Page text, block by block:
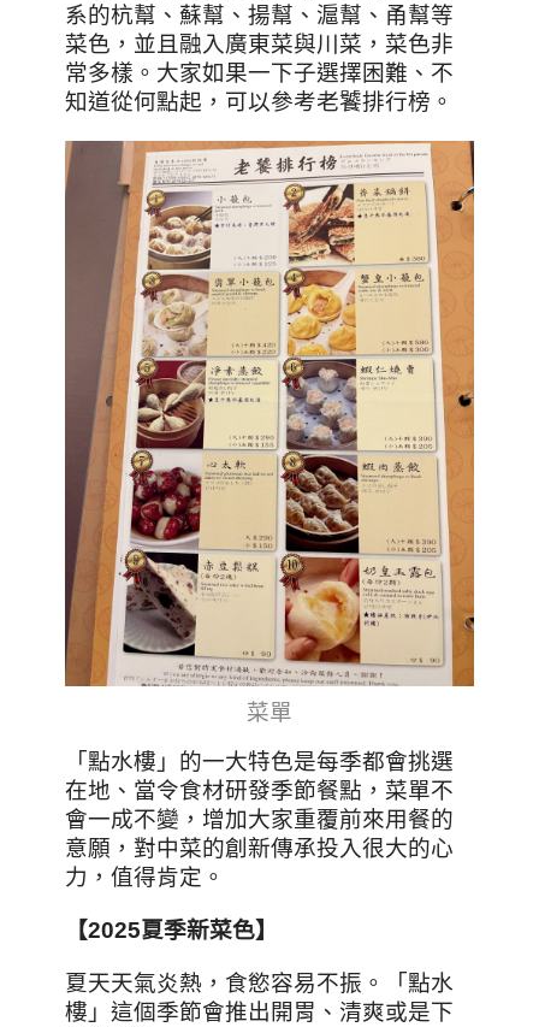
系的杭幫、蘇幫、揚幫、滬幫、甬幫等
菜色，並且融入廣東菜與川菜，菜色非
常多樣。大家如果一下子選擇困難、不
知道從何點起，可以參考老饕排行榜。
菜單
「點水樓」的一大特色是每季都會挑選
在地、當令食材研發季節餐點，菜單不
會一成不變，增加大家重覆前來用餐的
意願，對中菜的創新傳承投入很大的心
力，值得肯定。
【2025夏季新菜色】
夏天天氣炎熱，食慾容易不振。「點水
樓」這個季節會推出開胃、清爽或是下